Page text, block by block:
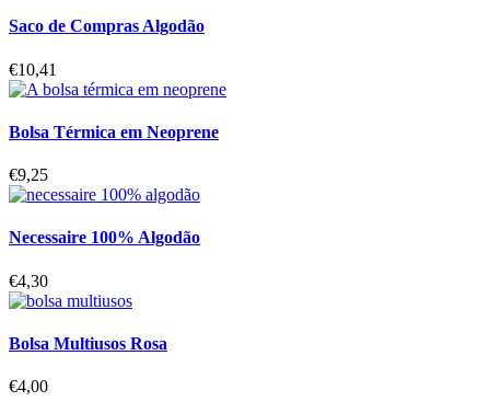
Saco de Compras Algodão
€10,41
Bolsa Térmica em Neoprene
€9,25
Necessaire 100% Algodão
€4,30
Bolsa Multiusos Rosa
€4,00